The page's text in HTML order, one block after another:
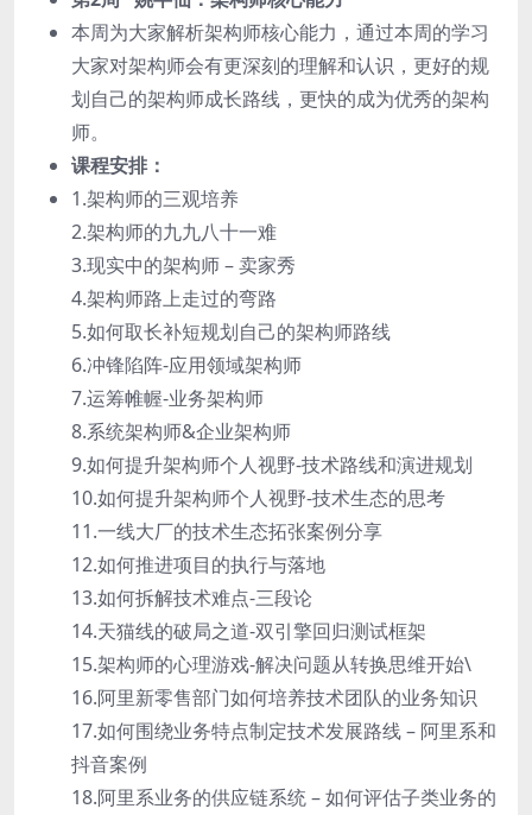
本周为大家解析架构师核心能力，通过本周的学习
大家对架构师会有更深刻的理解和认识，更好的规
划自己的架构师成长路线，更快的成为优秀的架构
师。
课程安排：
1.架构师的三观培养
2.架构师的九九八十一难
3.现实中的架构师 – 卖家秀
4.架构师路上走过的弯路
5.如何取长补短规划自己的架构师路线
6.冲锋陷阵-应用领域架构师
7.运筹帷幄-业务架构师
8.系统架构师&企业架构师
9.如何提升架构师个人视野-技术路线和演进规划
10.如何提升架构师个人视野-技术生态的思考
11.一线大厂的技术生态拓张案例分享
12.如何推进项目的执行与落地
13.如何拆解技术难点-三段论
14.天猫线的破局之道-双引擎回归测试框架
15.架构师的心理游戏-解决问题从转换思维开始\
16.阿里新零售部门如何培养技术团队的业务知识
17.如何围绕业务特点制定技术发展路线 – 阿里系和
抖音案例
18.阿里系业务的供应链系统 – 如何评估子类业务的